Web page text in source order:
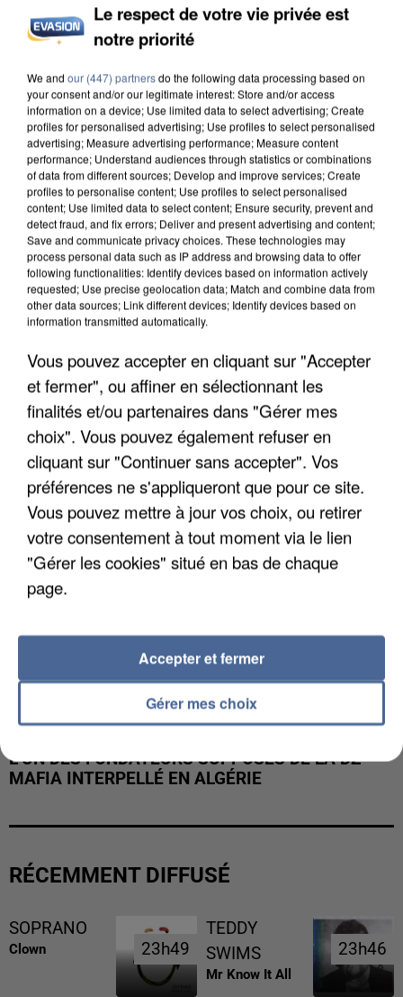
DE SOLIDARITÉ AVEC LES...
APRÈS TOUTES CES CANICULES, LES REFUGES
DE FAUNE SAUVAGE SONT...
L’UN DES FONDATEURS SUPPOSÉS DE LA DZ
MAFIA INTERPELLÉ EN ALGÉRIE
RÉCEMMENT DIFFUSÉ
SOPRANO
Clown 23h49
23h49
TEDDY
SWIMS
Mr Know It All
23h46
23h46
Le respect de votre vie privée est
notre priorité
We and our (447) partnersdo the following data processing based on
your consent and/or our legitimate interest: Store and/or access
information on a device; Use limited data to select advertising; Create
profiles for personalised advertising; Use profiles to select personalised
advertising; Measure advertising performance; Measure content
performance; Understand audiences through statistics or combinations
of data from different sources; Develop and improve services; Create
profiles to personalise content; Use profiles to select personalised
content; Use limited data to select content; Ensure security, prevent and
detect fraud, and fix errors; Deliver and present advertising and content;
Save and communicate privacy choices. These technologies may
process personal data such as IP address and browsing data to offer
following functionalities: Identify devices based on information actively
requested; Use precise geolocation data; Match and combine data from
other data sources; Link different devices; Identify devices based on
information transmitted automatically.
Vous pouvez accepter en cliquant sur "Accepter
et fermer", ou affiner en sélectionnant les
finalités et/ou partenaires dans "Gérer mes
choix". Vous pouvez également refuser en
cliquant sur "Continuer sans accepter". Vos
préférences ne s'appliqueront que pour ce site.
Vous pouvez mettre à jour vos choix, ou retirer
votre consentement à tout moment via le lien
"Gérer les cookies" situé en bas de chaque
page.
Gérer mes choix
Accepter et fermer